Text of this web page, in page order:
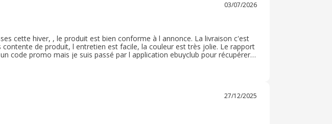
03/07/2026
cette hiver, , le produit est bien conforme à l annonce. La livraison c'est
contente de produit, l entretien est facile, la couleur est très jolie. Le rapport
code promo mais je suis passé par l application ebuyclub pour récupérer
le pourcentage entre Avril / mai mais malheureusement toujours
27/12/2025